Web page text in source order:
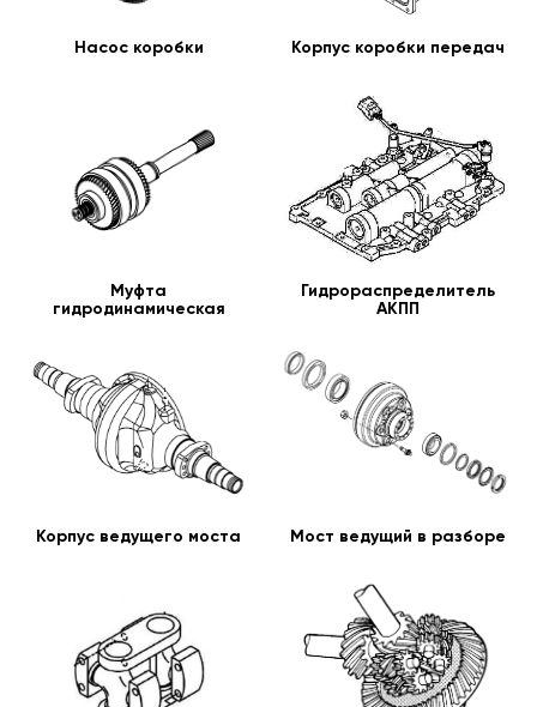
Насос коробки Корпус коробки передач
Муфта
гидродинамическая
Гидрораспределитель
АКПП
Корпус ведущего моста Мост ведущий в разборе